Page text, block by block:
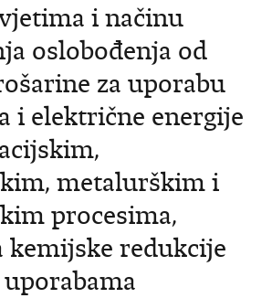
i načinu
oslobođenja od
za uporabu
i električne energije
metalurškim i
procesima,
kemijske redukcije